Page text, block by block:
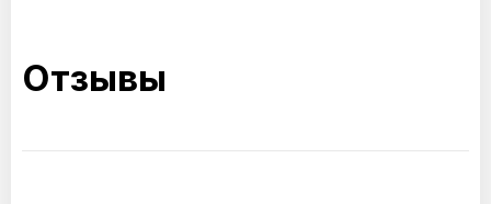
Отзывы